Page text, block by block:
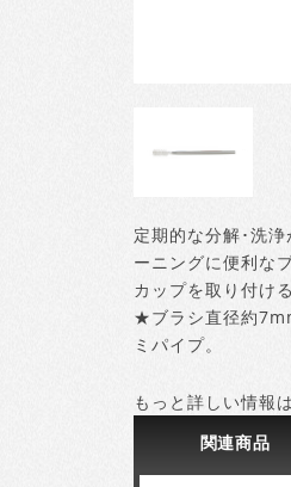
定期的な分解･洗
ーニングに便利な
カップを取り付け
★ブラシ直径約
ミパイプ。
もっと詳しい情報
関連商品